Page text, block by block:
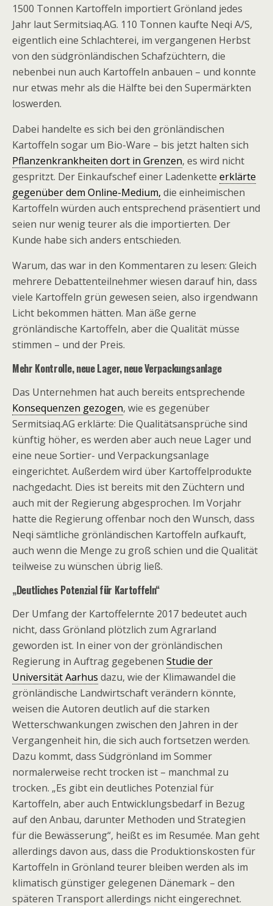
1500 Tonnen Kartoffeln importiert Grönland jedes
Jahr laut Sermitsiaq.AG. 110 Tonnen kaufte Neqi A/S,
eigentlich eine Schlachterei, im vergangenen Herbst
von den südgrönländischen Schafzüchtern, die
nebenbei nun auch Kartoffeln anbauen – und konnte
nur etwas mehr als die Hälfte bei den Supermärkten
loswerden.
Dabei handelte es sich bei den grönländischen
Kartoffeln sogar um Bio-Ware – bis jetzt halten sich
Pflanzenkrankheiten dort in Grenzen, es wird nicht
gespritzt. Der Einkaufschef einer Ladenkette erklärte
gegenüber dem Online-Medium, die einheimischen
Kartoffeln würden auch entsprechend präsentiert und
seien nur wenig teurer als die importierten. Der
Kunde habe sich anders entschieden.
Warum, das war in den Kommentaren zu lesen: Gleich
mehrere Debattenteilnehmer wiesen darauf hin, dass
viele Kartoffeln grün gewesen seien, also irgendwann
Licht bekommen hätten. Man äße gerne
grönländische Kartoffeln, aber die Qualität müsse
stimmen – und der Preis.
Mehr Kontrolle, neue Lager, neue Verpackungsanlage
Das Unternehmen hat auch bereits entsprechende
Konsequenzen gezogen, wie es gegenüber
Sermitsiaq.AG erklärte: Die Qualitätsansprüche sind
künftig höher, es werden aber auch neue Lager und
eine neue Sortier- und Verpackungsanlage
eingerichtet. Außerdem wird über Kartoffelprodukte
nachgedacht. Dies ist bereits mit den Züchtern und
auch mit der Regierung abgesprochen. Im Vorjahr
hatte die Regierung offenbar noch den Wunsch, dass
Neqi sämtliche grönländischen Kartoffeln aufkauft,
auch wenn die Menge zu groß schien und die Qualität
teilweise zu wünschen übrig ließ.
„Deutliches Potenzial für Kartoffeln“
Der Umfang der Kartoffelernte 2017 bedeutet auch
nicht, dass Grönland plötzlich zum Agrarland
geworden ist. In einer von der grönländischen
Regierung in Auftrag gegebenen Studie der
Universität Aarhus dazu, wie der Klimawandel die
grönländische Landwirtschaft verändern könnte,
weisen die Autoren deutlich auf die starken
Wetterschwankungen zwischen den Jahren in der
Vergangenheit hin, die sich auch fortsetzen werden.
Dazu kommt, dass Südgrönland im Sommer
normalerweise recht trocken ist – manchmal zu
trocken. „Es gibt ein deutliches Potenzial für
Kartoffeln, aber auch Entwicklungsbedarf in Bezug
auf den Anbau, darunter Methoden und Strategien
für die Bewässerung“, heißt es im Resumée. Man geht
allerdings davon aus, dass die Produktionskosten für
Kartoffeln in Grönland teurer bleiben werden als im
klimatisch günstiger gelegenen Dänemark – den
späteren Transport allerdings nicht eingerechnet.